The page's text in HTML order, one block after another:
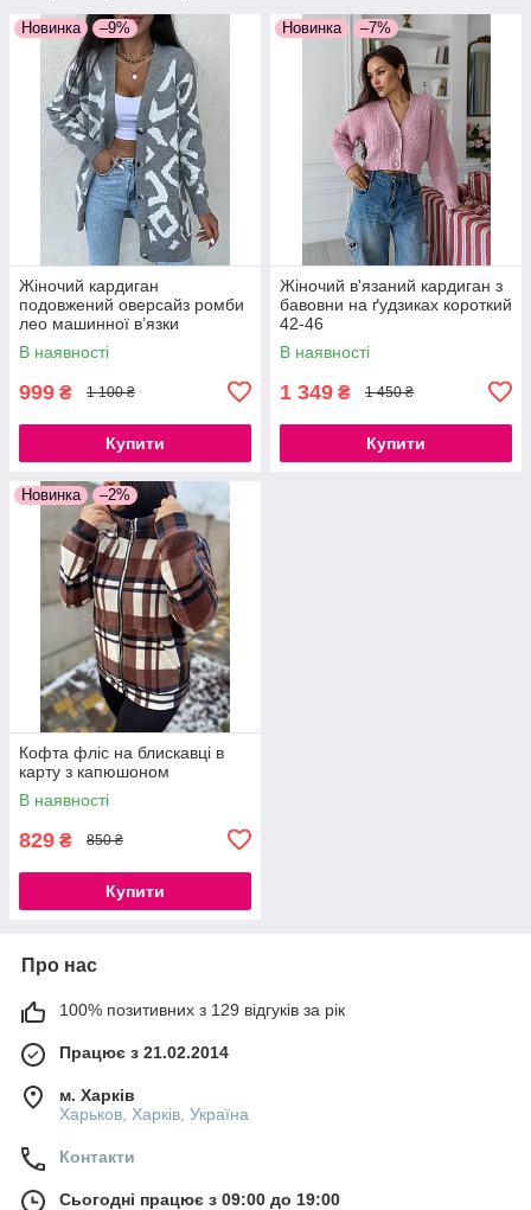
Новинка –9%
Жіночий кардиган
подовжений оверсайз ромби
лео машинної в’язки
Туреччина теплий, розмір 42-
48
В наявності
999 ₴ 1 100 ₴
Купити
Новинка –7%
Жіночий в'язаний кардиган з
бавовни на ґудзиках короткий
42-46
В наявності
1 349 ₴ 1 450 ₴
Купити
Новинка –2%
Кофта фліс на блискавці в
карту з капюшоном
В наявності
829 ₴ 850 ₴
Купити
Про нас
100% позитивних з 129 відгуків за рік
Працює з 21.02.2014
м. Харків
Харьков, Харків, Україна
Контакти
Сьогодні працює з 09:00 до 19:00